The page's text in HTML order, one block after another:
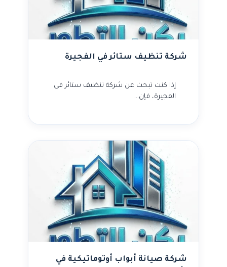
شركة تنظيف ستائر في الفجيرة
إذا كنت تبحث عن شركة تنظيف ستائر في
الفجيرة، فإن…
شركة صيانة أبواب أوتوماتيكية في